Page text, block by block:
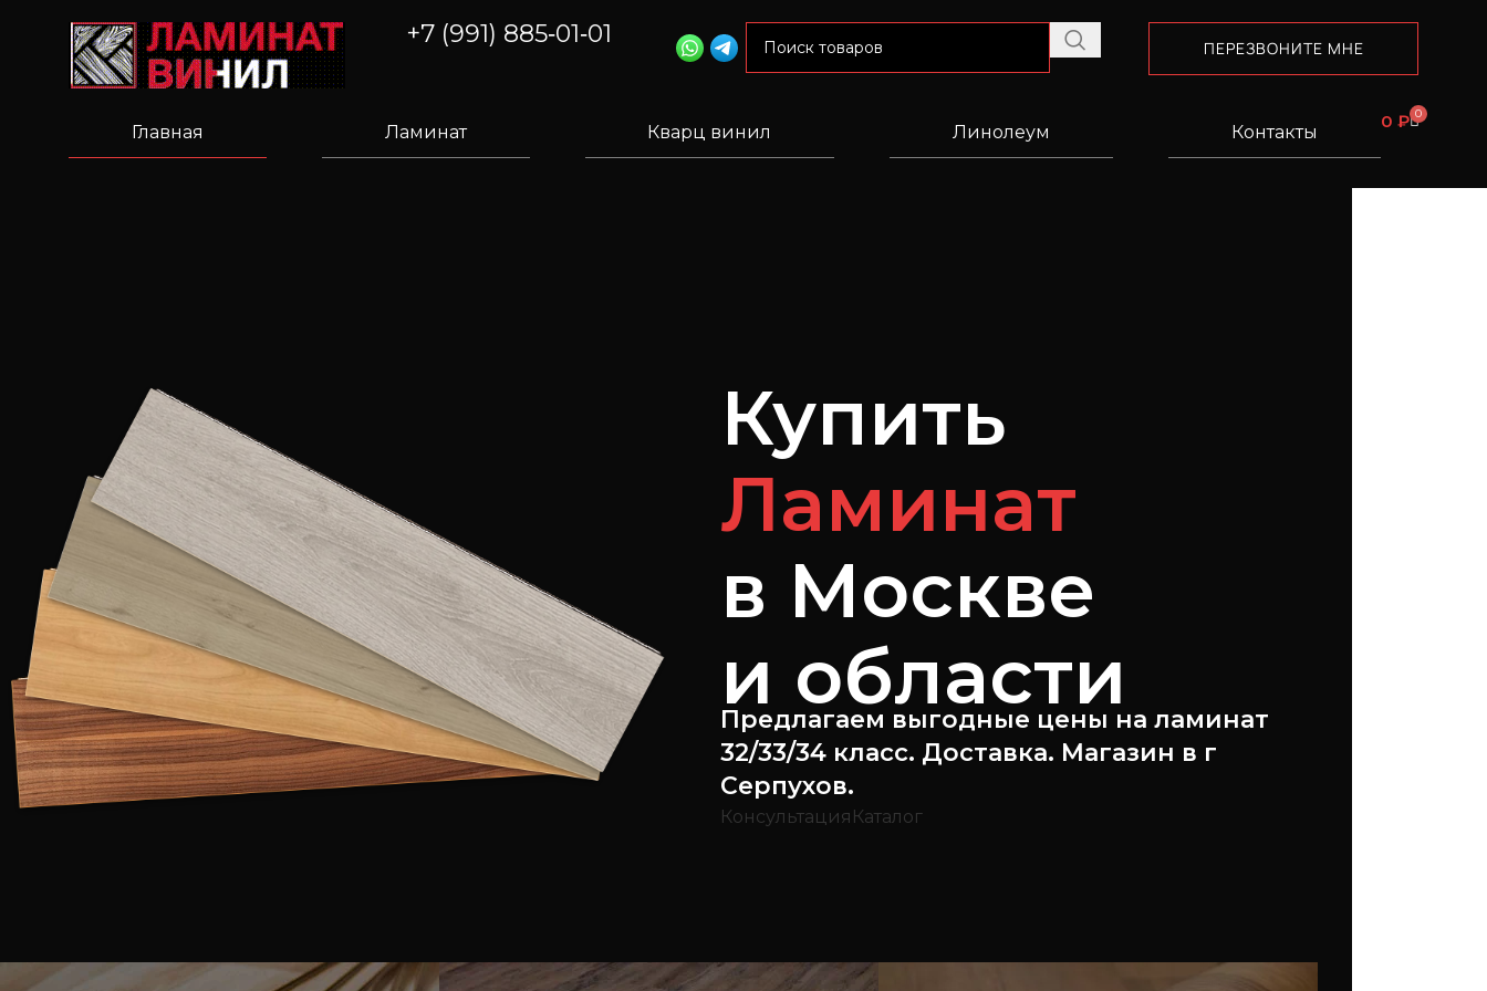
+7 (991) 885‑01‑01 ПЕРЕЗВОНИТЕ МНЕ
Главная Ламинат Кварц винил Линолеум Контакты
0 ₽ 0
Купить
Ламинат
в Москве
и области
Предлагаем выгодные цены на ламинат
32/33/34 класс. Доставка. Магазин в г
Серпухов.
Консультация Каталог